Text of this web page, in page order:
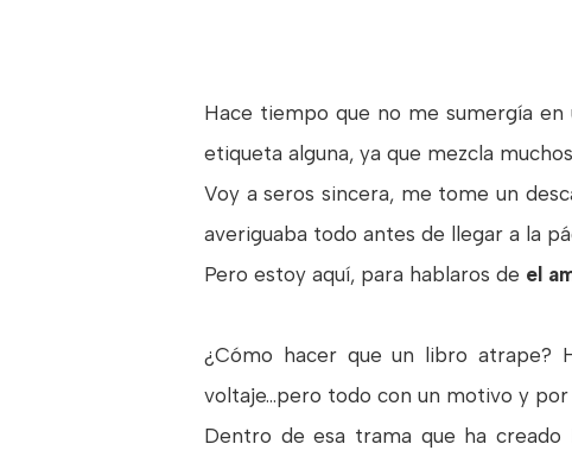
Hace tiempo que no me sumergía
etiqueta alguna, ya que mezcla
Voy a seros sincera, me tome un
averiguaba todo antes de llegar a la
Pero estoy aquí, para hablaros de el
¿Cómo hacer que un libro atrape?
voltaje...pero todo con un motivo y por
Dentro de esa trama que ha